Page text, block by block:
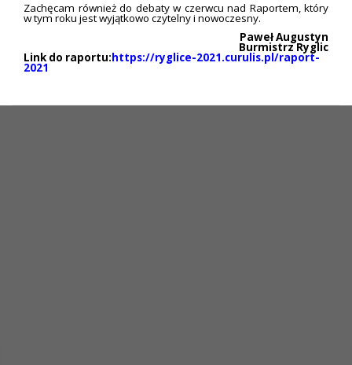
Zachęcam również do debaty w czerwcu nad Raportem, który
w tym roku jest wyjątkowo czytelny i nowoczesny.
Paweł Augustyn
Burmistrz Ryglic
Link do raportu:https://ryglice-2021.curulis.pl/raport-
2021